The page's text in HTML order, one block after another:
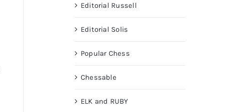
Editorial Russell
Editorial Solis
Popular Chess
Chessable
ELK and RUBY